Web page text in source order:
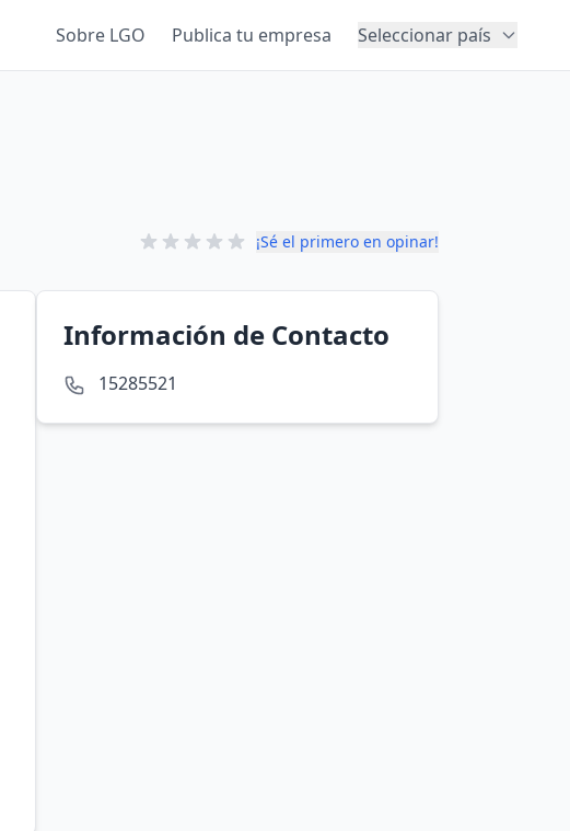
Sobre LGO Publica tu empresa Seleccionar país
¡Sé el primero en opinar!
Información de Contacto
15285521